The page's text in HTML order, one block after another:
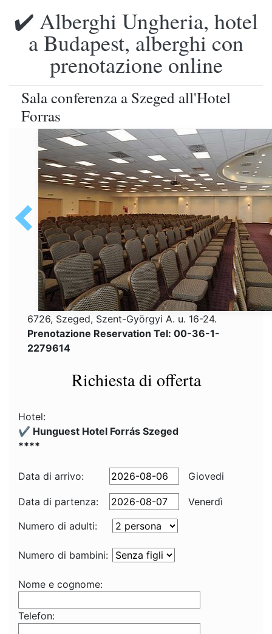
✔️ Alberghi Ungheria, hotel
a Budapest, alberghi con
prenotazione online
Sala conferenza a Szeged all'Hotel
Forras
6726, Szeged, Szent-Györgyi A. u. 16-24.
Prenotazione Reservation Tel: 00-36-1-
2279614
Richiesta di offerta
Hotel:
✔️ Hunguest Hotel Forrás Szeged
****
Data di arrivo: Giovedi
Data di partenza:
Venerdì
Numero di adulti:
Numero di bambini:
Nome e cognome:
Telefon: